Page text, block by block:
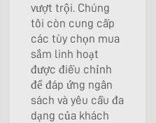
vượt trội. Chúng
tôi còn cung cấp
các tùy chọn mua
sắm linh hoạt
được điều chỉnh
để đáp ứng ngân
sách và yêu cầu đa
dạng của khách